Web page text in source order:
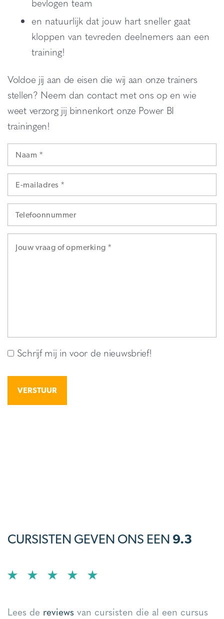
en natuurlijk dat jouw hart sneller gaat
kloppen van tevreden deelnemers aan een
training!
Voldoe jij aan de eisen die wij aan onze trainers
stellen? Neem dan contact met ons op en wie
weet verzorg jij binnenkort onze Power BI
trainingen!
Schrijf mij in voor de nieuwsbrief!
CURSISTEN GEVEN ONS EEN 9.3
Lees de reviews van cursisten die al een cursus